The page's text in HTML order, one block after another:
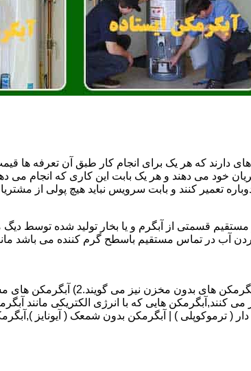
دارند که هر یک برای انجام کار طبق آن تعرفه ها
خود می دهند و هر یک بابت این کاری که انجام می
تعمیر کنند و بابت سرویس نباید هیچ پولی از
قسمتی از آبگرم و یا بخار تولید شده توسط دیگ
در تماس مستقیم باسطح گرم کننده می باشد
انواع آبگرمکن و تعمیر آبگرمکن عبارتند از : 1) آبگرمکن های گاز سوز : آب
کنند,آبگرمکن هایی که با انرژی الکتریکی مانند
های گازسوز دیواری : آبگرمکن شمعک دار ( ترموکوپلی ) | آبگرمکن بدون شمعک (